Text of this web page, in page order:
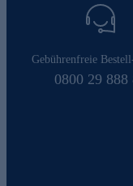
Gebührenfreie
0800 29 888